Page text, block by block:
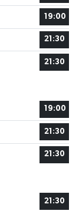
19:00
21:30
21:30
19:00
21:30
21:30
21:30